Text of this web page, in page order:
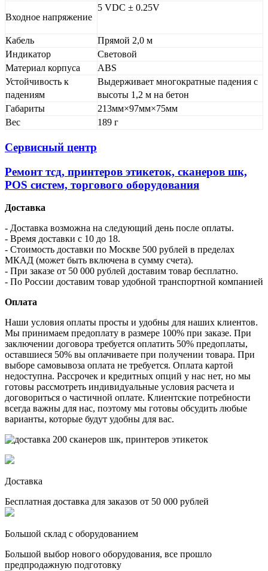
Входное напряжение
5 VDC ± 0.25V
Кабель
Прямой 2,0 м
Индикатор
Световой
Материал корпуса
ABS
Устойчивость к
падениям
Выдерживает многократные падения с
высоты 1,2 м на бетон
Габариты
213мм×97мм×75мм
Вес
189 г
Сервисный центр
Ремонт тсд, принтеров этикеток, сканеров шк,
POS систем, торгового оборудования
Доставка
- Доставка возможна на следующий день после оплаты.
- Время доставки с 10 до 18.
- Стоимость доставки по Москве 500 рублей в пределах
МКАД (может быть включена в сумму счета).
- При заказе от 50 000 рублей доставим товар бесплатно.
- По России доставим товар удобной транспортной компанией
Оплата
Наши условия оплаты просты и удобны для наших клиентов.
Мы принимаем предоплату в размере 100% при заказе. При
заключении договора требуется оплатить 50% предоплаты,
оставшиеся 50% вы оплачиваете при получении товара. При
выборе самовывоза оплата не требуется. Оплата картой
недоступна. Рассрочек и кредитных опций у нас нет, но мы
готовы рассмотреть индивидуальные условия расчета и
договориться о частичной оплате. Клиентские потребности
всегда важны для нас, поэтому мы готовы обсудить любые
варианты, которые будут удобны для вас.
Доставка
Бесплатная доставка для заказов от 50 000 рублей
Большой склад с оборудованием
Большой выбор нового оборудования, все прошло
предпродажную подготовку